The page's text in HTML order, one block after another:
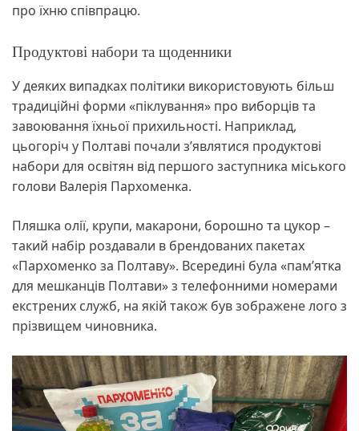
про їхню співпрацю.
Продуктові набори та щоденники
У деяких випадках політики використовують більш
традиційні форми «піклування» про виборців та
завоювання їхньої прихильності. Наприклад,
цьогоріч у Полтаві почали з’являтися продуктові
набори для освітян від першого заступника міського
голови Валерія Пархоменка.
Пляшка олії, крупи, макарони, борошно та цукор –
такий набір роздавали в брендованих пакетах
«Пархоменко за Полтаву». Всередині була «пам’ятка
для мешканців Полтави» з телефонними номерами
екстрених служб, на якій також був зображене лого з
прізвищем чиновника.